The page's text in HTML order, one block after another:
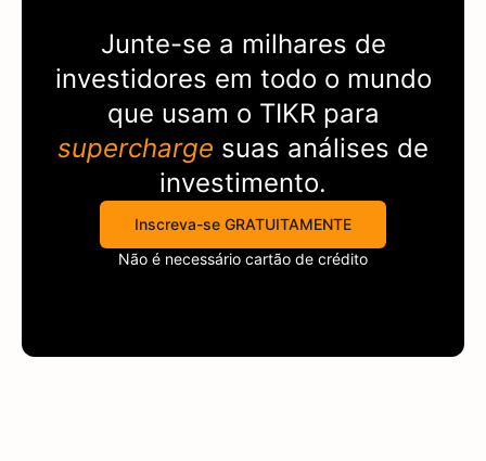
Junte-se a milhares de
investidores em todo o mundo
que usam o TIKRpara
supercharge suas análises de
investimento.
Inscreva-se GRATUITAMENTE
Não é necessário cartão de crédito